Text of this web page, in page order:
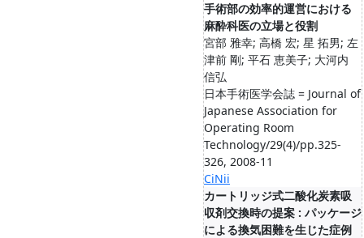
手術部の効率的運営における
麻酔科医の立場と役割
宮部 雅幸; 高橋 宏; 星 拓男; 左
津前 剛; 平石 恵美子; 大河内
信弘
日本手術医学会誌 = Journal of
Japanese Association for
Operating Room
Technology/29(4)/pp.325-
326, 2008-11
CiNii
カートリッジ式二酸化炭素吸
収剤交換時の提案 : パッケージ
による換気困難を生じた症例